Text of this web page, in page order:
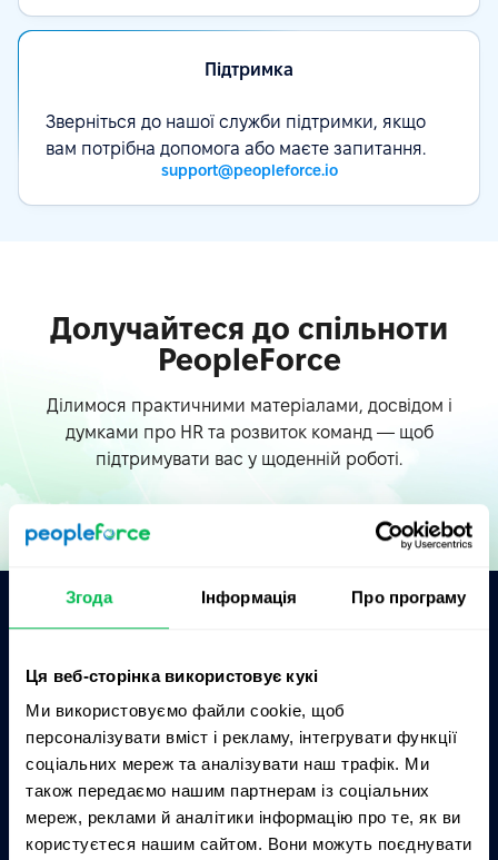
Згода Інформація Про програму
Ця веб-сторінка використовує кукі
Ми використовуємо файли cookie, щоб
персоналізувати вміст і рекламу, інтегрувати функції
соціальних мереж та аналізувати наш трафік. Ми
також передаємо нашим партнерам із соціальних
мереж, реклами й аналітики інформацію про те, як ви
користуєтеся нашим сайтом. Вони можуть поєднувати
Підтримка
Зверніться до нашої служби підтримки, якщо
вам потрібна допомога або маєте запитання.
support@peopleforce.io
Долучайтеся до спільноти
PeopleForce
Ділимося практичними матеріалами, досвідом і
думками про HR та розвиток команд — щоб
підтримувати вас у щоденній роботі.
ChatGPT
Claude Perplexity
Business driven. People focused.